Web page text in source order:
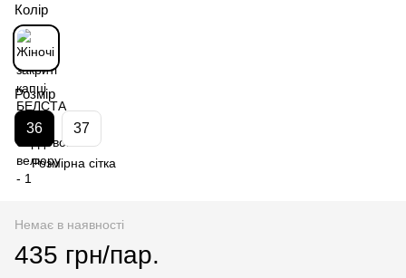
Колір
Розмір
36 37
Розмірна сітка
Немає в наявності
435 грн/пар.